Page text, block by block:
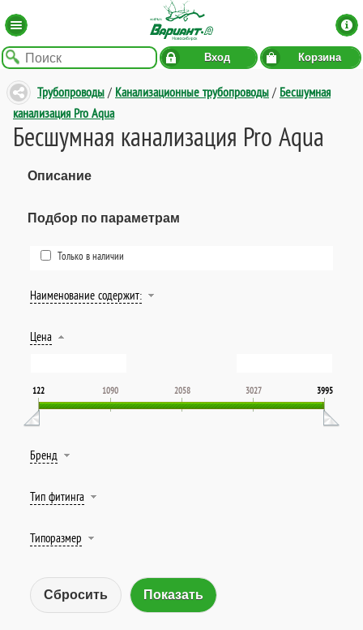
Вход Корзина
Трубопроводы / Канализационные трубопроводы / Бесшумная
канализация Pro Aqua
Бесшумная канализация Pro Aqua
Описание
Подбор по параметрам
Только в наличии
Наименование содержит:
Цена
122 1090 2058 3027 3995
Бренд
Тип фитинга
Типоразмер
Сбросить